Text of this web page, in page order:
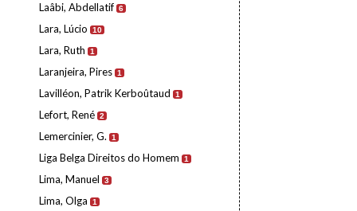
Laâbi, Abdellatif 6
Lara, Lúcio 10
Lara, Ruth 1
Laranjeira, Pires 1
Lavilléon, Patrik Kerboûtaud 1
Lefort, René 2
Lemercinier, G. 1
Liga Belga Direitos do Homem 1
Lima, Manuel 3
Lima, Olga 1